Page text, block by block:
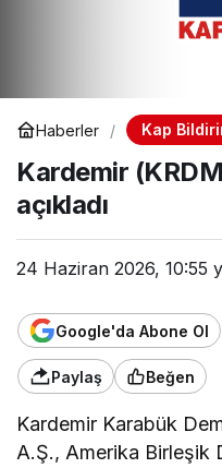
Haberler Kap
Kardemir
açıkladı
24 Haziran 2026, 10:55
Google'da Abone Ol
Paylaş Beğen
Kardemir Karabük
A.Ş., Amerika Birleşik